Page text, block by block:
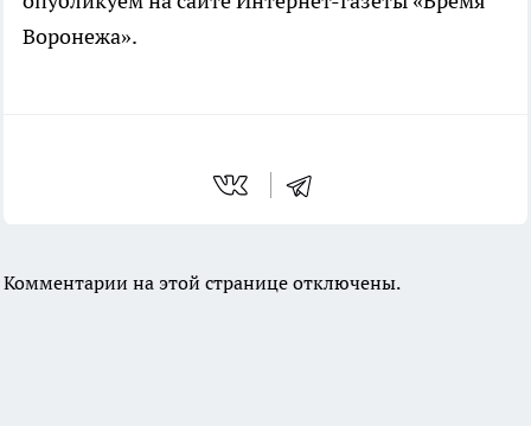
Воронежа».
Комментарии на этой странице отключены.